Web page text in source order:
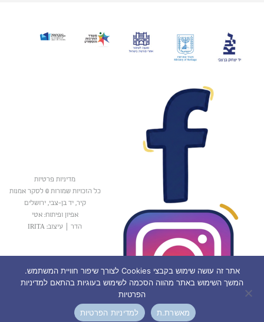
מדיניות פרטיות
כל הזכויות שמורות © לסקר אמנות
קיר, יד בן-צבי, ירושלים
אפיון ופיתוח: אטי
הדר
עיצוב: IRITA
אתר זה עושה שימוש בקבצי Cookies לצורך שיפור חוויית המשתמש.
המשך השימוש באתר מהווה הסכמה לשימוש בעוגיות בהתאם למדיניות
הפרטיות
מאשרת.ת
למדיניות הפרטיות